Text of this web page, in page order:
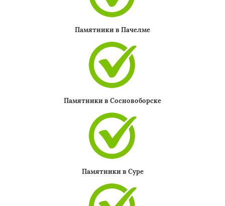
Памятники в Пачелме
Памятники в Сосновоборске
Памятники в Суре